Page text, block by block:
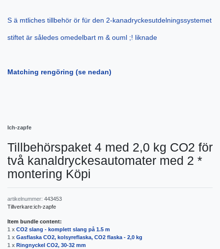
S ä mtliches tillbehör ör für den 2-kanadryckesutdelningssystemet
stiftet är således omedelbart m & ouml ;! liknade
Matching rengöring (se nedan)
Ich-zapfe
Tillbehörspaket 4 med 2,0 kg CO2 för
två kanaldryckesautomater med 2 *
montering Köpi
artikelnummer: 443453
Tillverkare:ich-zapfe
Item bundle content:
1 x CO2 slang - komplett slang på 1.5 m
1 x Gasflaska CO2, kolsyreflaska, CO2 flaska - 2,0 kg
1 x Ringnyckel CO2, 30-32 mm